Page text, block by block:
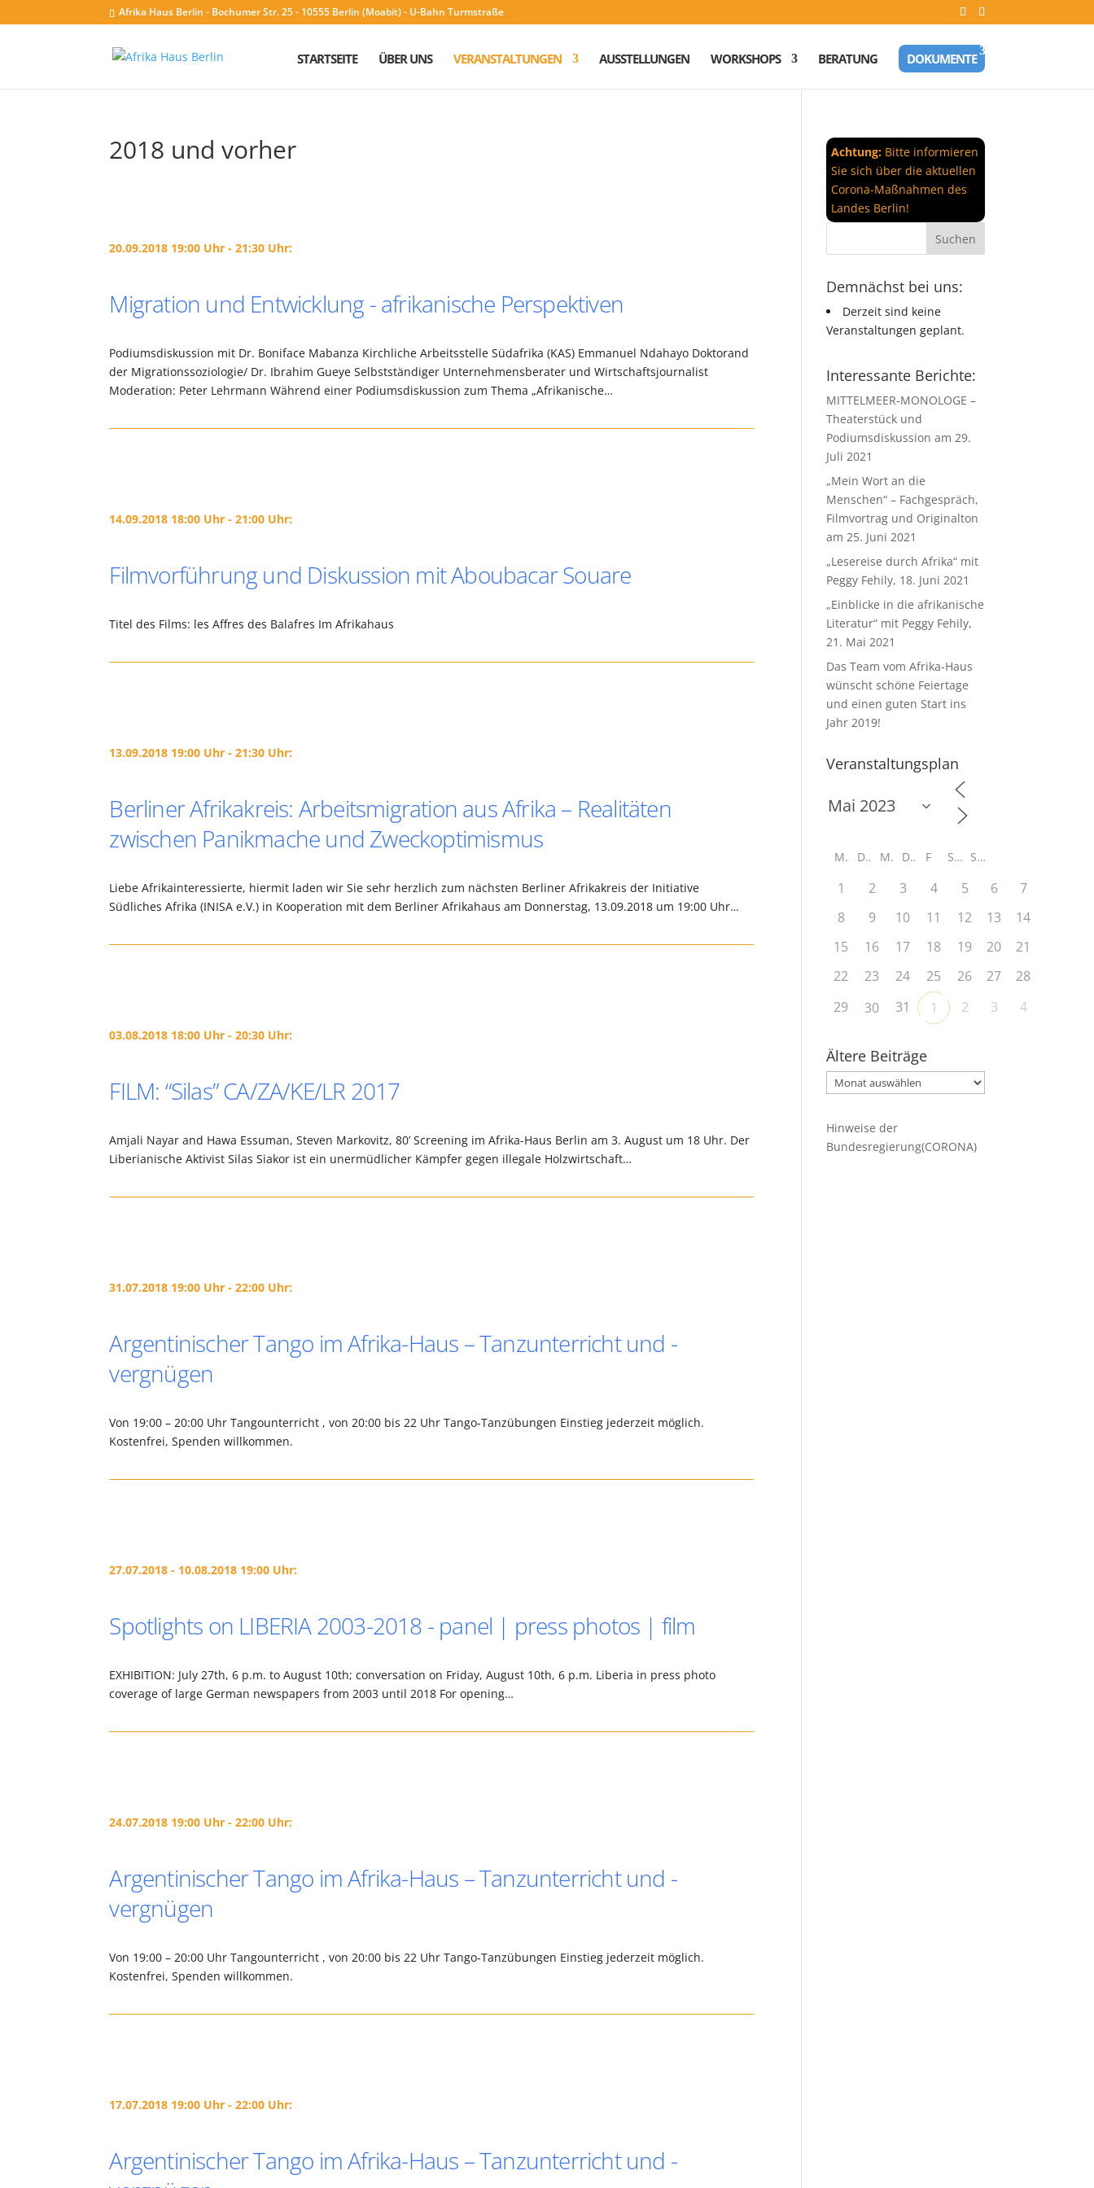
Afrika Haus Berlin - Bochumer Str. 25 - 10555 Berlin (Moabit) - U-Bahn Turmstraße
STARTSEITE ÜBER UNS VERANSTALTUNGEN AUSSTELLUNGEN WORKSHOPS BERATUNG DOKUMENTE
2018 und vorher
20.09.2018 19:00 Uhr - 21:30 Uhr:
Migration und Entwicklung - afrikanische Perspektiven
Podiumsdiskussion mit Dr. Boniface Mabanza Kirchliche Arbeitsstelle Südafrika (KAS) Emmanuel Ndahayo Doktorand
der Migrationssoziologie/ Dr. Ibrahim Gueye Selbstständiger Unternehmensberater und Wirtschaftsjournalist
Moderation: Peter Lehrmann Während einer Podiumsdiskussion zum Thema „Afrikanische…
14.09.2018 18:00 Uhr - 21:00 Uhr:
Filmvorführung und Diskussion mit Aboubacar Souare
Titel des Films: les Affres des Balafres Im Afrikahaus
13.09.2018 19:00 Uhr - 21:30 Uhr:
Berliner Afrikakreis: Arbeitsmigration aus Afrika – Realitäten
zwischen Panikmache und Zweckoptimismus
Liebe Afrikainteressierte, hiermit laden wir Sie sehr herzlich zum nächsten Berliner Afrikakreis der Initiative
Südliches Afrika (INISA e.V.) in Kooperation mit dem Berliner Afrikahaus am Donnerstag, 13.09.2018 um 19:00 Uhr…
03.08.2018 18:00 Uhr - 20:30 Uhr:
FILM: “Silas” CA/ZA/KE/LR 2017
Amjali Nayar and Hawa Essuman, Steven Markovitz, 80’ Screening im Afrika-Haus Berlin am 3. August um 18 Uhr. Der
Liberianische Aktivist Silas Siakor ist ein unermüdlicher Kämpfer gegen illegale Holzwirtschaft…
31.07.2018 19:00 Uhr - 22:00 Uhr:
Argentinischer Tango im Afrika-Haus – Tanzunterricht und -
vergnügen
Von 19:00 – 20:00 Uhr Tangounterricht , von 20:00 bis 22 Uhr Tango-Tanzübungen Einstieg jederzeit möglich.
Kostenfrei, Spenden willkommen.
27.07.2018 - 10.08.2018 19:00 Uhr:
Spotlights on LIBERIA 2003-2018 - panel | press photos | film
EXHIBITION: July 27th, 6 p.m. to August 10th; conversation on Friday, August 10th, 6 p.m. Liberia in press photo
coverage of large German newspapers from 2003 until 2018 For opening…
24.07.2018 19:00 Uhr - 22:00 Uhr:
Argentinischer Tango im Afrika-Haus – Tanzunterricht und -
vergnügen
Von 19:00 – 20:00 Uhr Tangounterricht , von 20:00 bis 22 Uhr Tango-Tanzübungen Einstieg jederzeit möglich.
Kostenfrei, Spenden willkommen.
17.07.2018 19:00 Uhr - 22:00 Uhr:
Argentinischer Tango im Afrika-Haus – Tanzunterricht und -
Achtung: Bitte informieren
Sie sich über die aktuellen
Corona-Maßnahmen des
Landes Berlin!
Demnächst bei uns:
Derzeit sind keine
Veranstaltungen geplant.
Interessante Berichte:
MITTELMEER-MONOLOGE –
Theaterstück und
Podiumsdiskussion am 29.
Juli 2021
„Mein Wort an die
Menschen“ – Fachgespräch,
Filmvortrag und Originalton
am 25. Juni 2021
„Lesereise durch Afrika“ mit
Peggy Fehily, 18. Juni 2021
„Einblicke in die afrikanische
Literatur“ mit Peggy Fehily,
21. Mai 2021
Das Team vom Afrika-Haus
wünscht schöne Feiertage
und einen guten Start ins
Jahr 2019!
Veranstaltungsplan
M D M D F S S
1 2 3 4 5 6
7
8
9 10 11 12 13
14
15
16 17 18 19 20
21
22
23 24 25 26 27
28
29
30 31 1 2 3 4
Ältere Beiträge
Ältere
Beiträge
Hinweise der
Bundesregierung(CORONA)